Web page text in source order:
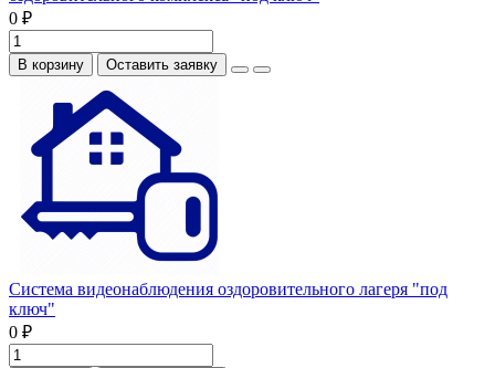
0 ₽
В корзину Оставить заявку
Система видеонаблюдения оздоровительного лагеря "под
ключ"
0 ₽